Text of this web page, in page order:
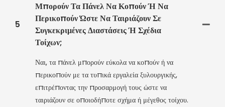
5
Μπορούν Τα Πάνελ Να Κοπούν Ή Να
Περικοπούν Ώστε Να Ταιριάζουν Σε
Συγκεκριμένες Διαστάσεις Ή Σχέδια
Τοίχων;
Ναι, τα πάνελ μπορούν εύκολα να κοπούν ή να
περικοπούν με τα τυπικά εργαλεία ξυλουργικής,
επιτρέποντας την προσαρμογή τους ώστε να
ταιριάζουν σε οποιοδήποτε σχήμα ή μέγεθος τοίχου.